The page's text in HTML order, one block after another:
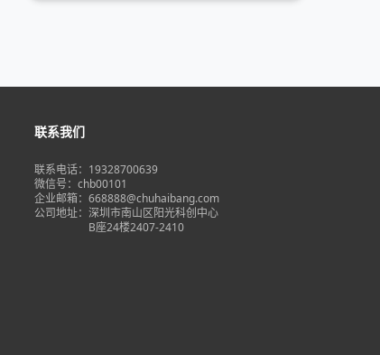
联系我们
联系电话：19328700639
微信号：chb00101
企业邮箱：668888@chuhaibang.com
公司地址： 深圳市南山区阳光科创中心
B座24楼2407-2410